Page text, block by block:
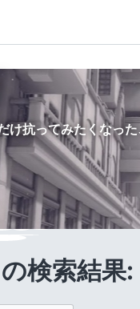
け抗ってみたくなっ
検索結果: